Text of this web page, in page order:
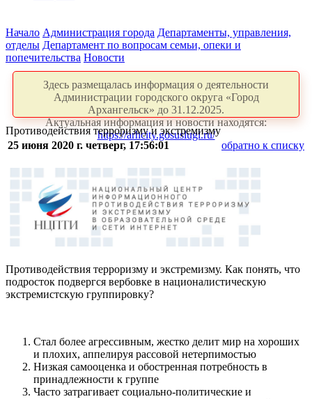
Начало Администрация города Департаменты, управления,
отделы Департамент по вопросам семьи, опеки и
попечительства Новости
Здесь размещалась информация о деятельности
Администрации городского округа «Город
Архангельск» до 31.12.2025.
Актуальная информация и новости находятся:
https://arhcity.gosuslugi.ru/
Противодействия терроризму и экстремизму
25 июня 2020 г. четверг, 17:56:01
обратно к списку
Противодействия терроризму и экстремизму. Как понять, что
подросток подвергся вербовке в националистическую
экстремистскую группировку?
Стал более агрессивным, жестко делит мир на хороших
и плохих, аппелируя рассовой нетерпимостью
Низкая самооценка и обостренная потребность в
принадлежности к группе
Часто затрагивает социально-политические и